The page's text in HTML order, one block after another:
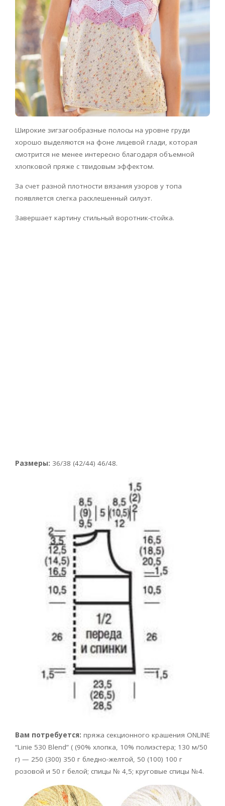
Широкие зигзагообразные полосы на уровне груди
хорошо выделяются на фоне лицевой глади, которая
смотрится не менее интересно благодаря объемной
хлопковой пряже с твидовым эффектом.
За счет разной плотности вязания узоров у топа
появляется слегка расклешенный силуэт.
Завершает картину стильный воротник-стойка.
Размеры: 36/38 (42/44) 46/48.
Вам потребуется: пряжа секционного крашения ONLINE
“Linie 530 Blend” ( (90% хлопка, 10% полиэстера; 130 м/50
г) — 250 (300) 350 г бледно-желтой, 50 (100) 100 г
розовой и 50 г белой; спицы № 4,5; круговые спицы №4.